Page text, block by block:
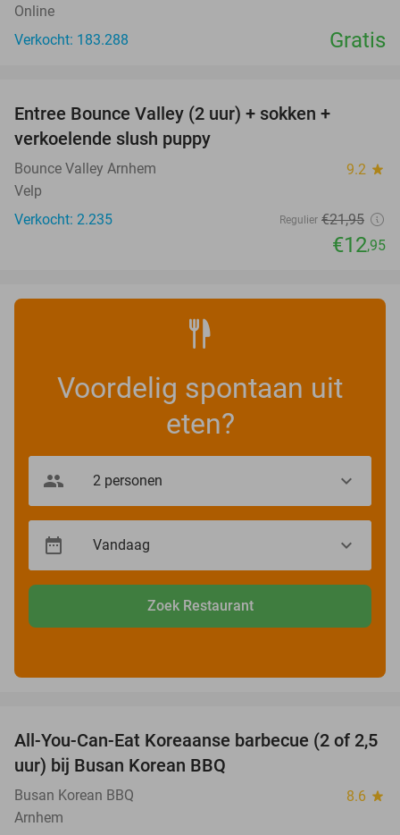
Online
Verkocht: 183.288
Gratis
Entree Bounce Valley (2 uur) + sokken +
verkoelende slush puppy
Bounce Valley Arnhem 9.2 star
Velp
Verkocht: 2.235
Regulier €21,95
€12,95
Voordelig spontaan uit
eten?
Zoek Restaurant
30%
All-You-Can-Eat Koreaanse barbecue (2 of 2,5
uur) bij Busan Korean BBQ
Busan Korean BBQ 8.6 star
Arnhem